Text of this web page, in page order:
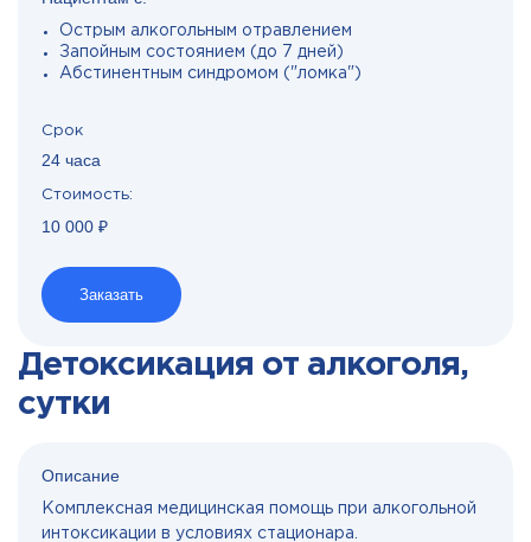
Острым алкогольным отравлением
Запойным состоянием (до 7 дней)
Абстинентным синдромом ("ломка")
Срок
24 часа
Стоимость:
10 000 ₽
Заказать
Детоксикация от алкоголя,
сутки
Описание
Комплексная медицинская помощь при алкогольной
интоксикации в условиях стационара.